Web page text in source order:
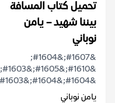
تحميل كتاب المسافة
بيننا شهيد – يامن
نوباني
&#1607;&#1604;
&#1604;&#1604;&#1603;&#1604;&#1605;&...
يامن نوباني